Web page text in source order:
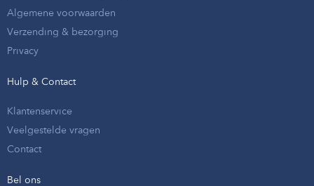
Algemene voorwaarden
Verzending & bezorging
Privacy
Hulp & Contact
Klantenservice
Veelgestelde vragen
Contact
Bel ons